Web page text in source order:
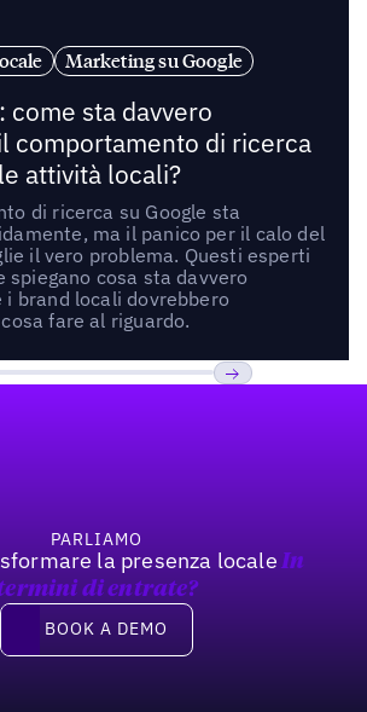
Marketing su Google
come sta davvero
comportamento di ricerca
attività locali?
di ricerca su Google sta
ma il panico per il calo del
il vero problema. Questi esperti
spiegano cosa sta davvero
i brand locali dovrebbero
fare al riguardo.
PARLIAMO
la presenza locale In
di entrate?
Book a demo
BOOK A DEMO